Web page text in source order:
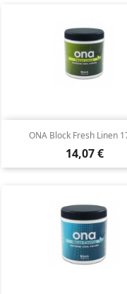
ONA Block Fresh Linen
Cena
14,07 €